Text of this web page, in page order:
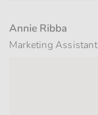
Annie Ribba
Marketing Assistant